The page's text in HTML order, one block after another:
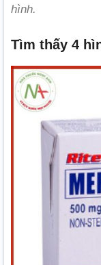
hình.
Tìm thấy 4